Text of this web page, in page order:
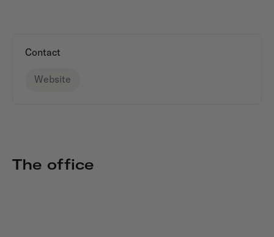
Contact
Website
The office